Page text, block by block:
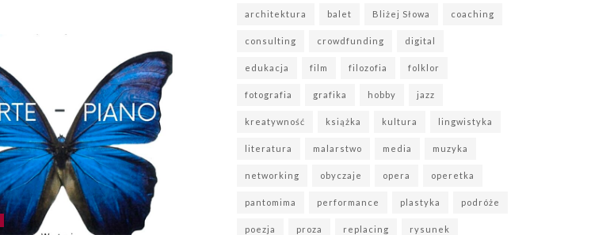
architektura balet Bliżej Słowa coaching
consulting crowdfunding digital
edukacja film filozofia folklor
fotografia grafika hobby jazz
kreatywność książka kultura lingwistyka
literatura malarstwo media muzyka
networking obyczaje opera operetka
pantomima performance plastyka podróże
poezja proza replacing rysunek